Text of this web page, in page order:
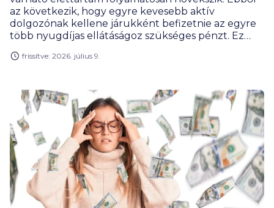
az következik, hogy egyre kevesebb aktív
dolgozónak kellene járukként befizetnie az egyre
több nyugdíjas ellátáságoz szükséges pénzt. Ez
elképzeléseinket, és elkerülhetetlenné teszi a
időben megkezdett öngondoskodás jelentheti.
frissítve: 2026. július 9.